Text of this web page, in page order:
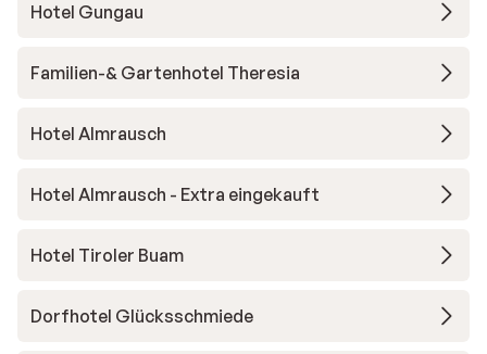
Hotel Gungau
Familien-& Gartenhotel Theresia
Hotel Almrausch
Hotel Almrausch - Extra eingekauft
Hotel Tiroler Buam
Dorfhotel Glücksschmiede